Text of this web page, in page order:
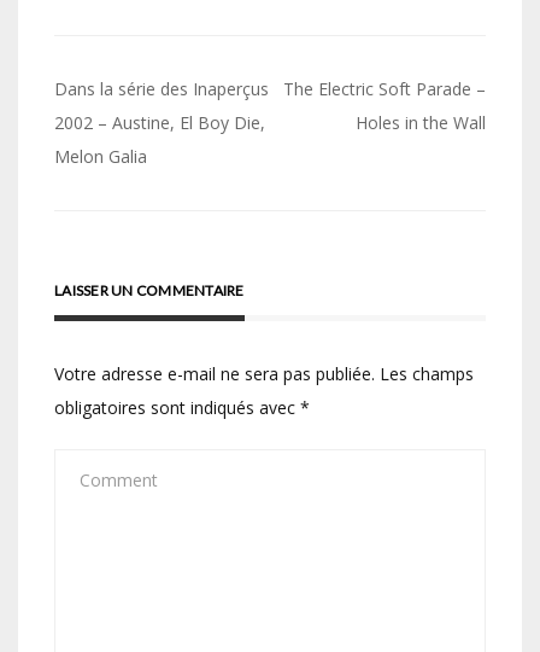
Navigation
de
l’article
Dans la série des Inaperçus
2002 – Austine, El Boy Die,
Melon Galia
The Electric Soft Parade –
Holes in the Wall
LAISSER UN COMMENTAIRE
Votre adresse e-mail ne sera pas publiée. Les champs
obligatoires sont indiqués avec *